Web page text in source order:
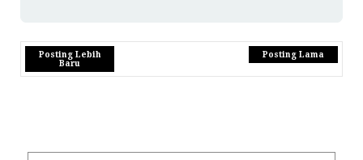
Posting Lebih
Baru
Posting Lama